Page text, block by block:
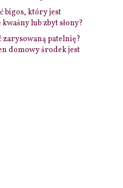
bigos, który jest
lub zbyt słony?
zarysowaną patelnię?
domowy środek jest